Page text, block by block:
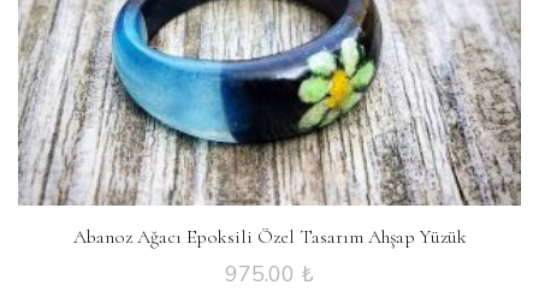
Abanoz Ağacı Epoksili Özel Tasarım Ahşap Yüzük
975.00 ₺